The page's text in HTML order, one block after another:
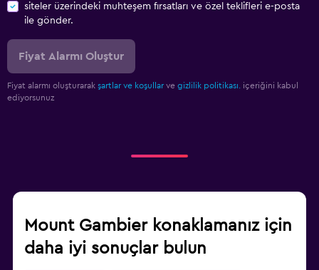
siteler üzerindeki muhteşem fırsatları ve özel teklifleri e-posta
ile gönder.
Fiyat Alarmı Oluştur
Fiyat alarmı oluşturarak şartlar ve koşullar ve gizlilik politikası.
içeriğini kabul
ediyorsunuz
Mount Gambier konaklamanız için
daha iyi sonuçlar bulun